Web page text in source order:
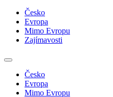
Česko
Evropa
Mimo Evropu
Zajímavosti
Česko
Evropa
Mimo Evropu